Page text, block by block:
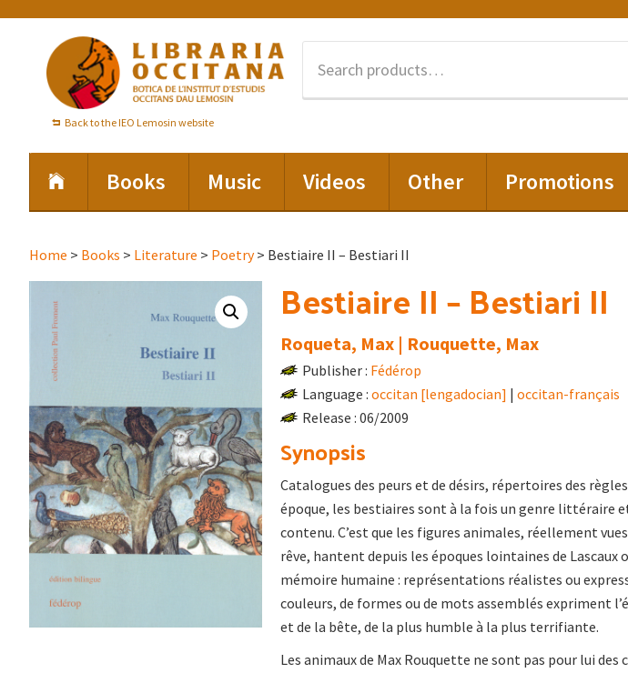
primary
navigation
content
Back to the IEO Lemosin website
Books Music Videos Other Promotions
Home > Books > Literature > Poetry> Bestiaire II – Bestiari II
Bestiaire II – Bestiari II
Roqueta, Max | Rouquette, Max
Publisher : Fédérop
Language : occitan [lengadocian] | occitan-français
Release : 06/2009
Synopsis
Catalogues des peurs et de désirs, répertoires des
époque, les bestiaires sont à la fois un genre littéraire
contenu. C’est que les figures animales, réellement
rêve, hantent depuis les époques lointaines de Lascaux
mémoire humaine : représentations réalistes ou
couleurs, de formes ou de mots assemblés expriment
et de la bête, de la plus humble à la plus terrifiante.
Les animaux de Max Rouquette ne sont pas pour lui